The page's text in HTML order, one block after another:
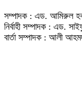
সম্পাদক : এড. আমিরুল
নির্বাহী সম্পাদক : এড.
বার্তা সম্পাদক : আলী